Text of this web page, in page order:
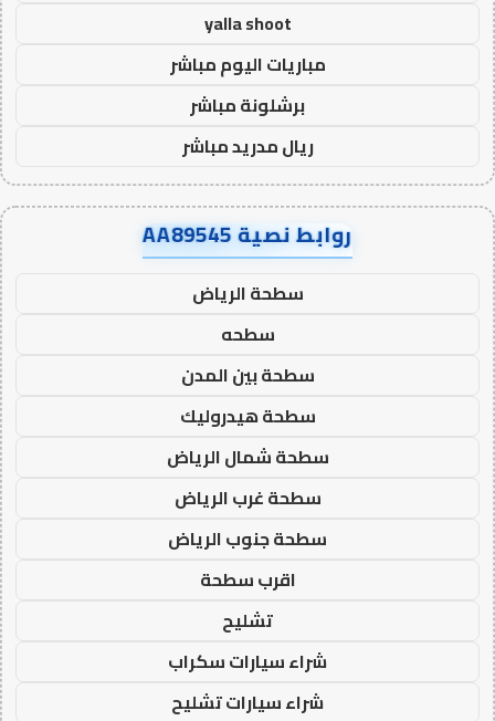
yalla shoot
مباريات اليوم مباشر
برشلونة مباشر
ريال مدريد مباشر
روابط نصية AA89545
سطحة الرياض
سطحه
سطحة بين المدن
سطحة هيدروليك
سطحة شمال الرياض
سطحة غرب الرياض
سطحة جنوب الرياض
اقرب سطحة
تشليح
شراء سيارات سكراب
شراء سيارات تشليح